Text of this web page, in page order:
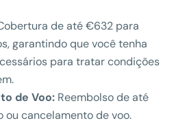
de até €632 para
garantindo que você tenha
para tratar condições
de Voo: Reembolso de até
cancelamento de voo.